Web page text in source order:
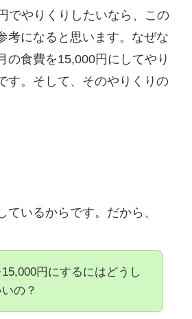
でやりくりしたいなら、この
考になると思います。なぜな
の食費を15,000円にしてやり
す。そして、そのやりくりの
ているからです。だから、
円にするにはどうし
の？